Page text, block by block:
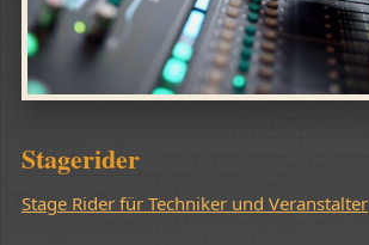
Stagerider
Stage Rider für Techniker und Veranstalter